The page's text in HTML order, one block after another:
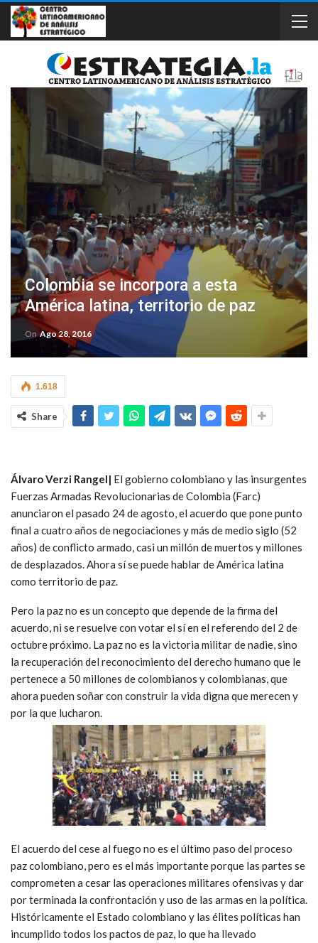
Colombia se incorpora a esta
América latina, territorio de paz
On Ago 28, 2016
1.618
Share
Álvaro Verzi Rangel| El gobierno colombiano y las insurgentes
Fuerzas Armadas Revolucionarias de Colombia (Farc)
anunciaron el pasado 24 de agosto, el acuerdo que pone punto
final a cuatro años de negociaciones y más de medio siglo (52
años) de conflicto armado, casi un millón de muertos y millones
de desplazados. Ahora sí se puede hablar de América latina
como territorio de paz.
Pero la paz no es un concepto que depende de la firma del
acuerdo, ni se resuelve con votar el sí en el referendo del 2 de
octubre próximo. La paz no es la victoria militar de nadie, sino
la recuperación del reconocimiento del derecho humano que le
pertenece a 50 millones de colombianos y colombianas, que
ahora pueden soñar con construir la vida digna que merecen y
por la que lucharon.
El acuerdo del cese al fuego no es el último paso del proceso
paz colombiano, pero es el más importante porque las partes se
comprometen a cesar las operaciones militares ofensivas y dar
por terminada la confrontación y uso de las armas en la política.
Históricamente el Estado colombiano y las élites políticas han
incumplido todos los pactos de paz, lo que ha llevado